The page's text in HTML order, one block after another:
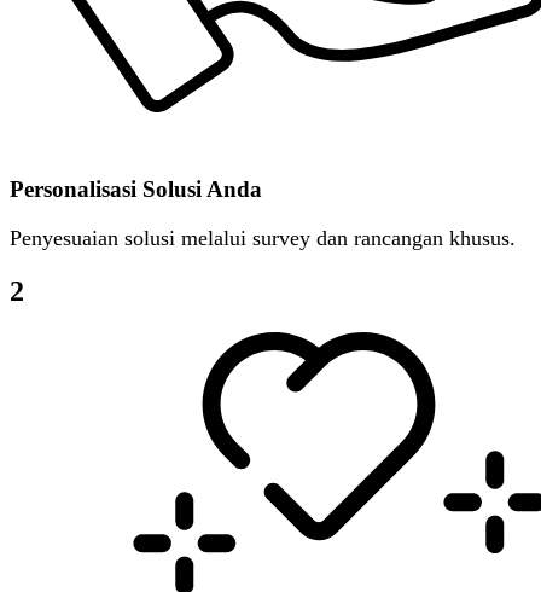
Personalisasi Solusi Anda
Penyesuaian solusi melalui survey dan rancangan khusus.
2